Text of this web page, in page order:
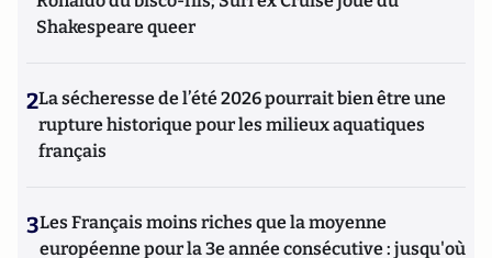
Shakespeare queer
2La sécheresse de l’été 2026 pourrait bien être une
rupture historique pour les milieux aquatiques
français
3Les Français moins riches que la moyenne
européenne pour la 3e année consécutive : jusqu'où